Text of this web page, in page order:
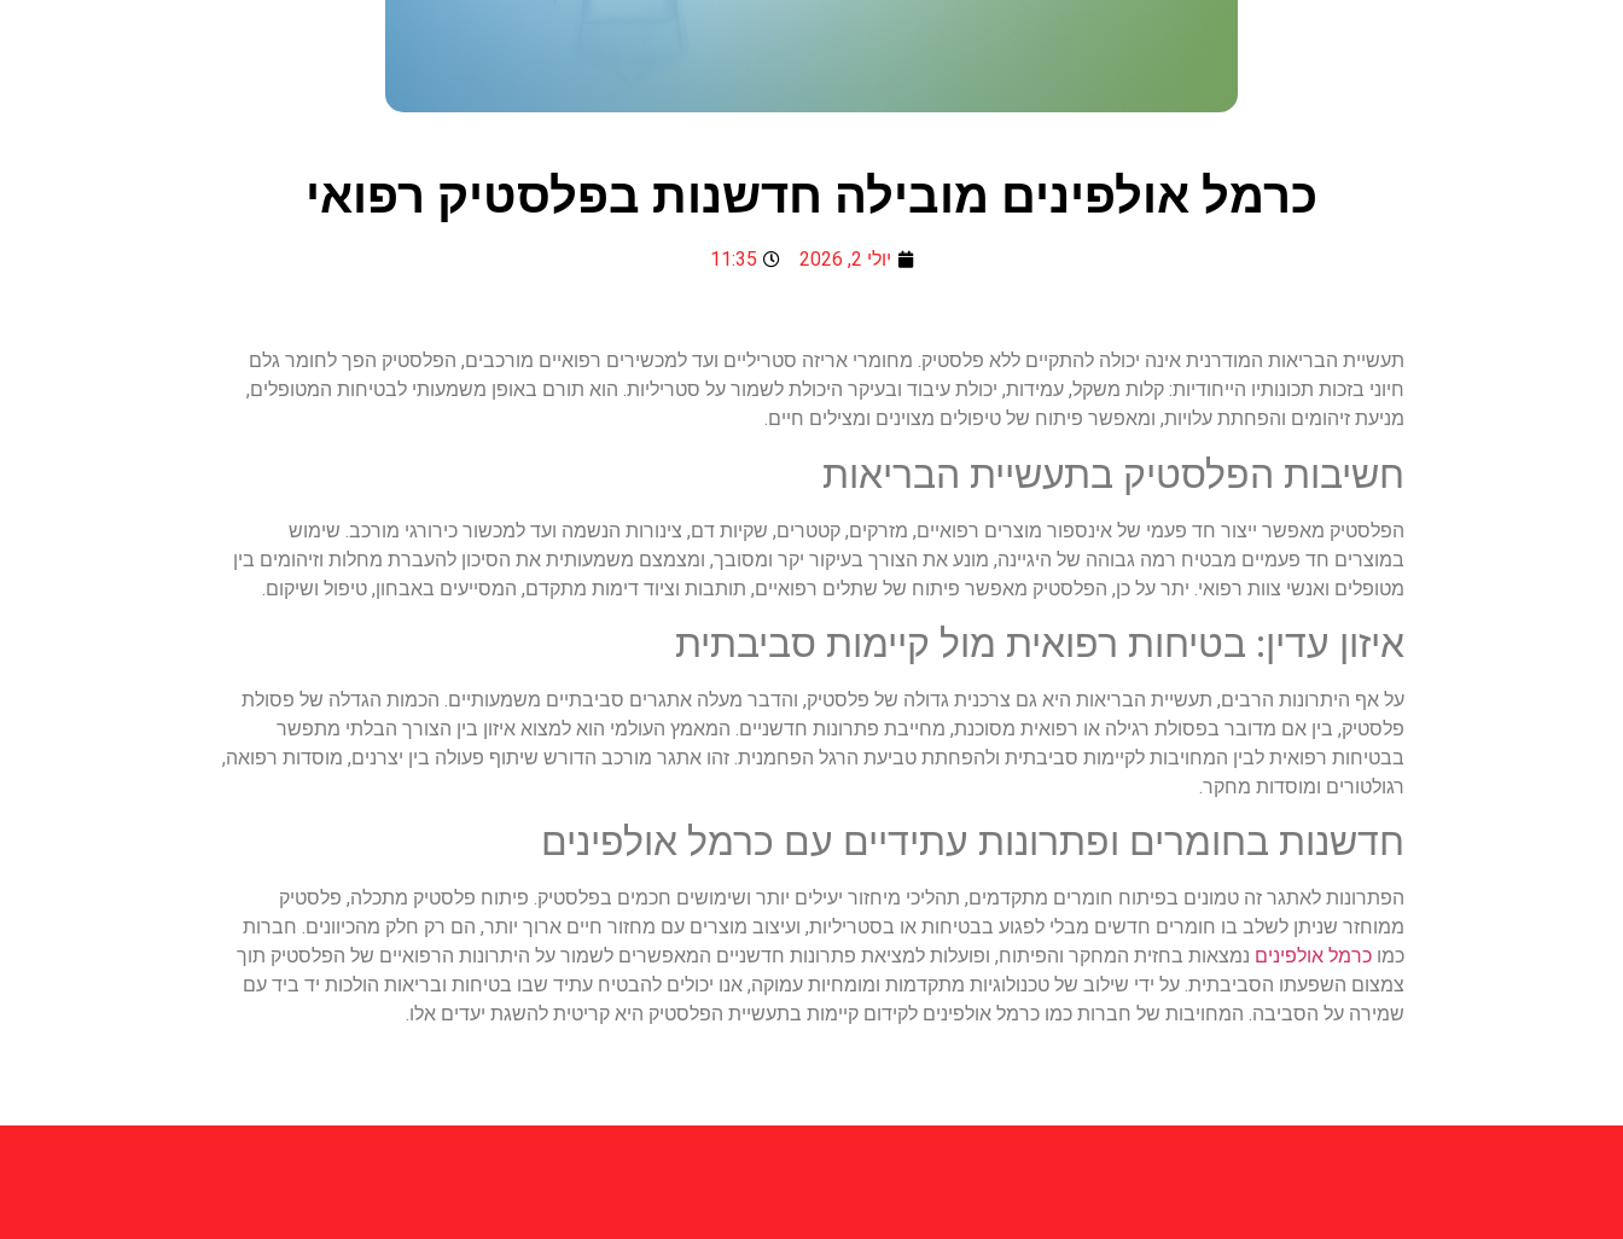
כרמל אולפינים מובילה חדשנות בפלסטיק רפואי
יולי 2, 2026 11:35
תעשיית הבריאות המודרנית אינה יכולה להתקיים ללא פלסטיק. מחומרי אריזה סטריליים ועד למכשירים רפואיים מורכבים, הפלסטיק הפך לחומר גלם
חיוני בזכות תכונותיו הייחודיות: קלות משקל, עמידות, יכולת עיבוד ובעיקר היכולת לשמור על סטריליות. הוא תורם באופן משמעותי לבטיחות המטופלים,
מניעת זיהומים והפחתת עלויות, ומאפשר פיתוח של טיפולים מצוינים ומצילים חיים.
חשיבות הפלסטיק בתעשיית הבריאות
הפלסטיק מאפשר ייצור חד פעמי של אינספור מוצרים רפואיים, מזרקים, קטטרים, שקיות דם, צינורות הנשמה ועד למכשור כירורגי מורכב. שימוש
במוצרים חד פעמיים מבטיח רמה גבוהה של היגיינה, מונע את הצורך בעיקור יקר ומסובך, ומצמצם משמעותית את הסיכון להעברת מחלות וזיהומים בין
מטופלים ואנשי צוות רפואי. יתר על כן, הפלסטיק מאפשר פיתוח של שתלים רפואיים, תותבות וציוד דימות מתקדם, המסייעים באבחון, טיפול ושיקום.
איזון עדין: בטיחות רפואית מול קיימות סביבתית
על אף היתרונות הרבים, תעשיית הבריאות היא גם צרכנית גדולה של פלסטיק, והדבר מעלה אתגרים סביבתיים משמעותיים. הכמות הגדלה של פסולת
פלסטיק, בין אם מדובר בפסולת רגילה או רפואית מסוכנת, מחייבת פתרונות חדשניים. המאמץ העולמי הוא למצוא איזון בין הצורך הבלתי מתפשר
בבטיחות רפואית לבין המחויבות לקיימות סביבתית ולהפחתת טביעת הרגל הפחמנית. זהו אתגר מורכב הדורש שיתוף פעולה בין יצרנים, מוסדות רפואה,
רגולטורים ומוסדות מחקר.
חדשנות בחומרים ופתרונות עתידיים עם כרמל אולפינים
הפתרונות לאתגר זה טמונים בפיתוח חומרים מתקדמים, תהליכי מיחזור יעילים יותר ושימושים חכמים בפלסטיק. פיתוח פלסטיק מתכלה, פלסטיק
ממוחזר שניתן לשלב בו חומרים חדשים מבלי לפגוע בבטיחות או בסטריליות, ועיצוב מוצרים עם מחזור חיים ארוך יותר, הם רק חלק מהכיוונים. חברות
כמו כרמל אולפינים נמצאות בחזית המחקר והפיתוח, ופועלות למציאת פתרונות חדשניים המאפשרים לשמור על היתרונות הרפואיים של הפלסטיק תוך
צמצום השפעתו הסביבתית. על ידי שילוב של טכנולוגיות מתקדמות ומומחיות עמוקה, אנו יכולים להבטיח עתיד שבו בטיחות ובריאות הולכות יד ביד עם
שמירה על הסביבה. המחויבות של חברות כמו כרמל אולפינים לקידום קיימות בתעשיית הפלסטיק היא קריטית להשגת יעדים אלו.